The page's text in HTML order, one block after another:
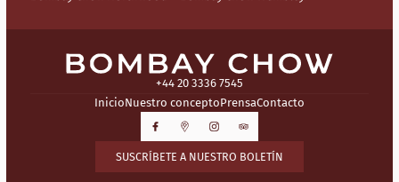
+44 20 3336 7545
InicioNuestro conceptoPrensaContacto
SUSCRÍBETE A NUESTRO BOLETÍN